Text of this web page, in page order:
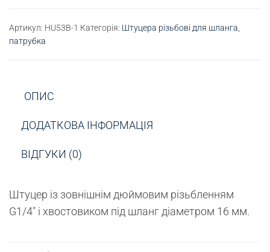
Артикул: HU53B-1 Категорія: Штуцера різьбові для шланга,
патрубка
ОПИС
ДОДАТКОВА ІНФОРМАЦІЯ
ВІДГУКИ (0)
Штуцер із зовнішнім дюймовим різьбленням
G1/4″ і хвостовиком під шланг діаметром 16 мм.